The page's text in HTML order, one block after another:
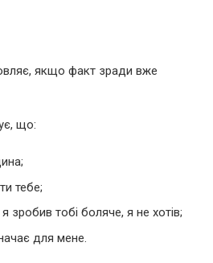
якщо факт зради вже
що:
тебе;
зробив тобі боляче, я не хотів;
для мене.